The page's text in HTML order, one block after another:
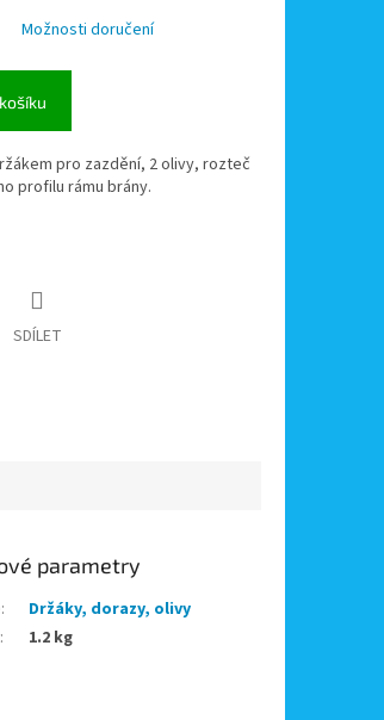
Možnosti doručení
pro zazdění, 2 olivy, rozteč
profilu rámu brány.
SDÍLET
parametry
:
Držáky, dorazy, olivy
: 1.2 kg